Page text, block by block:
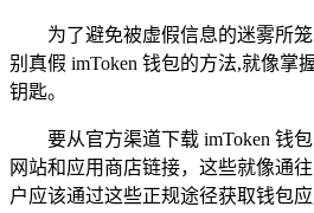
为了避免被虚假信息的迷雾所
别真假 imToken 钱包的方法,就像掌
钥匙。
要从官方渠道下载 imToken 钱
网站和应用商店链接，这些就像通
户应该通过这些正规途径获取钱包